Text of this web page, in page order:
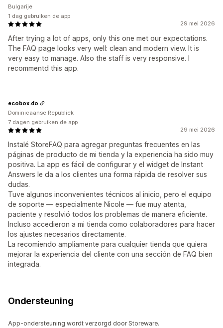
29 mei 2026
After trying a lot of apps, only this one met our expectations.
The FAQ page looks very well: clean and modern view. It is
very easy to manage. Also the staff is very responsive. I
recommentd this app.
Bulgarije
1 dag gebruiken de app
29 mei 2026
Instalé StoreFAQ para agregar preguntas frecuentes en las
páginas de producto de mi tienda y la experiencia ha sido muy
positiva. La app es fácil de configurar y el widget de Instant
Answers le da a los clientes una forma rápida de resolver sus
dudas.
Tuve algunos inconvenientes técnicos al inicio, pero el equipo
de soporte — especialmente Nicole — fue muy atenta,
paciente y resolvió todos los problemas de manera eficiente.
Incluso accedieron a mi tienda como colaboradores para hacer
los ajustes necesarios directamente.
La recomiendo ampliamente para cualquier tienda que quiera
mejorar la experiencia del cliente con una sección de FAQ bien
integrada.
ecobox.do
Dominicaanse Republiek
7 dagen gebruiken de app
Ondersteuning
App-ondersteuning wordt verzorgd door Storeware.